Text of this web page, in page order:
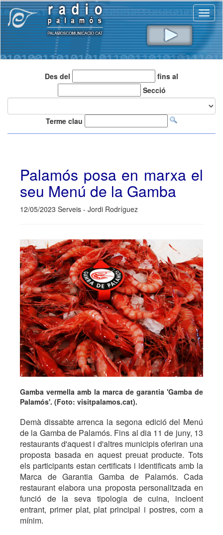
Des del
fins al
Secció
Terme clau
Palamós posa en marxa el
seu Menú de la Gamba
12/05/2023 Serveis - Jordi Rodríguez
Gamba vermella amb la marca de garantia 'Gamba de
Palamós'. (Foto: visitpalamos.cat).
Demà dissabte arrenca la segona edició del Menú
de la Gamba de Palamós. Fins al dia 11 de juny, 13
restaurants d'aquest i d'altres municipis oferiran una
proposta basada en aquest preuat producte. Tots
els participants estan certificats i identificats amb la
Marca de Garantia Gamba de Palamós. Cada
restaurant elabora una proposta personalitzada en
funció de la seva tipologia de cuina, incloent
entrant, primer plat, plat principal i postres, com a
mínim.